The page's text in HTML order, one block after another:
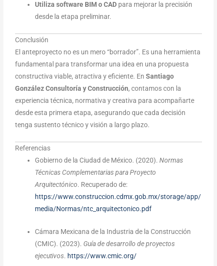
Utiliza software BIM o CAD para mejorar la precisión
desde la etapa preliminar.
Conclusión
El anteproyecto no es un mero “borrador”. Es una herramienta
fundamental para transformar una idea en una propuesta
constructiva viable, atractiva y eficiente. EnSantiago
González Consultoría y Construcción, contamos con la
experiencia técnica, normativa y creativa para acompañarte
desde esta primera etapa, asegurando que cada decisión
tenga sustento técnico y visión a largo plazo.
Referencias
Gobierno de la Ciudad de México. (2020).Normas
Técnicas Complementarias para Proyecto
Arquitectónico. Recuperado de:
https://www.construccion.cdmx.gob.mx/storage/app/
media/Normas/ntc_arquitectonico.pdf
Cámara Mexicana de la Industria de la Construcción
(CMIC). (2023). Guía de desarrollo de proyectos
ejecutivos. https://www.cmic.org/